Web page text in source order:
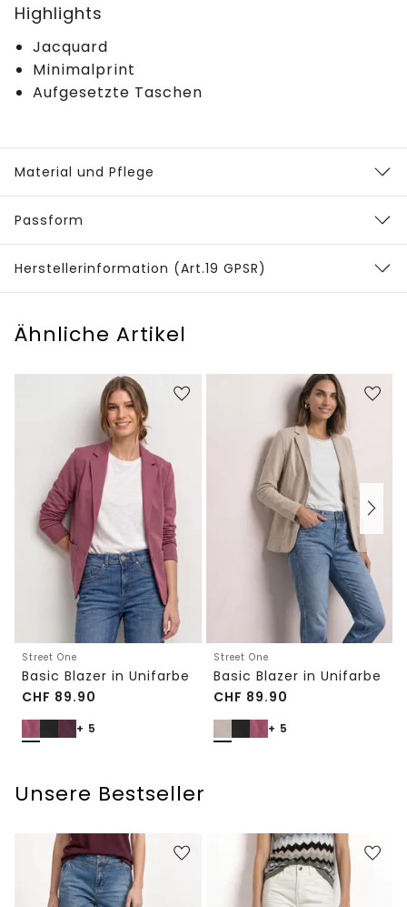
Highlights
Jacquard
Minimalprint
Aufgesetzte Taschen
Material und Pflege
Passform
Herstellerinformation (Art.19 GPSR)
Ähnliche Artikel
Street One
Basic Blazer in Unifarbe
CHF 89.90
+ 5
Street One
Basic Blazer in Unifarbe
CHF 89.90
+ 5
Unsere Bestseller